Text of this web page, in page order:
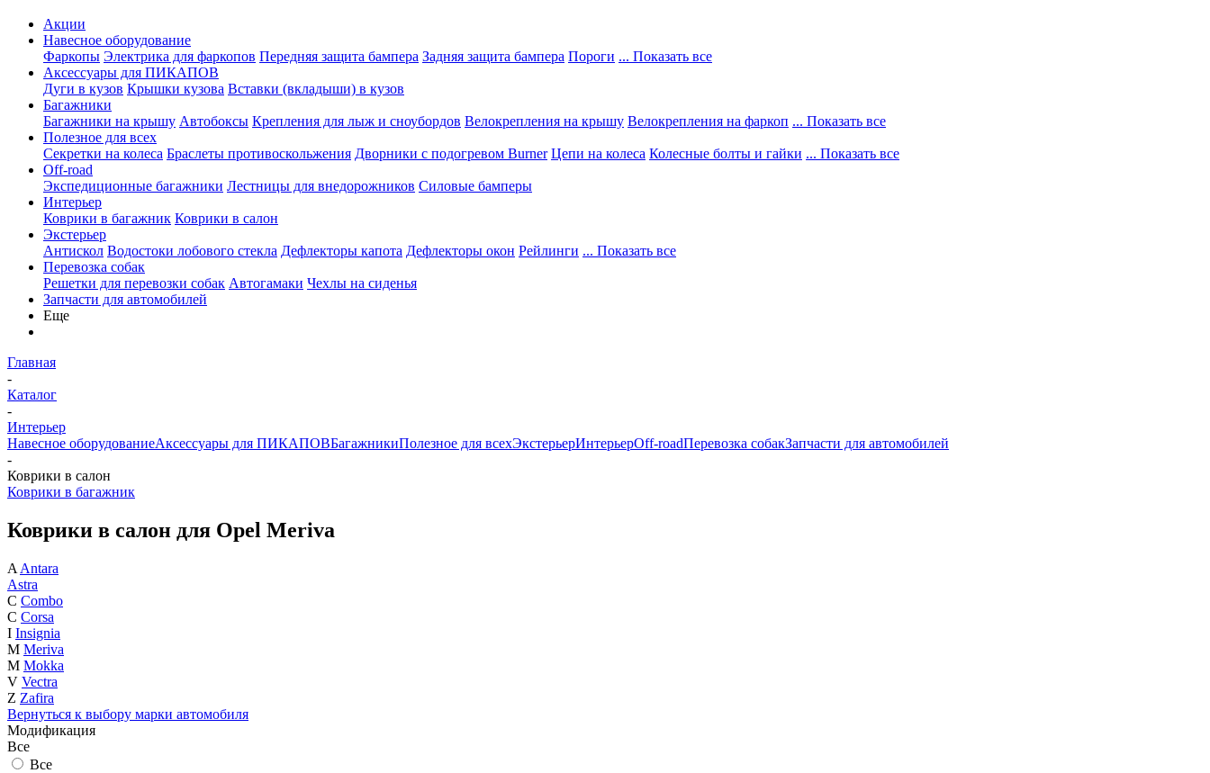
Акции
Навесное оборудование
Фаркопы Электрика для фаркопов Передняя защита бампера Задняя защита бампера Пороги ... Показать все
Аксессуары для ПИКАПОВ
Дуги в кузов Крышки кузова Вставки (вкладыши) в кузов
Багажники
Багажники на крышу Автобоксы Крепления для лыж и сноубордов Велокрепления на крышу Велокрепления на фаркоп ... Показать все
Полезное для всех
Секретки на колеса Браслеты противоскольжения Дворники с подогревом Burner Цепи на колеса Колесные болты и гайки ... Показать все
Off-road
Экспедиционные багажники Лестницы для внедорожников Силовые бамперы
Интерьер
Коврики в багажник Коврики в салон
Экстерьер
Антискол Водостоки лобового стекла Дефлекторы капота Дефлекторы окон Рейлинги ... Показать все
Перевозка собак
Решетки для перевозки собак Автогамаки Чехлы на сиденья
Запчасти для автомобилей
Еще
Главная
-
Каталог
-
Интерьер
Навесное оборудованиеАксессуары для ПИКАПОВБагажникиПолезное для всехЭкстерьерИнтерьерOff-roadПеревозка собакЗапчасти для автомобилей
-
Коврики в салон
Коврики в багажник
Коврики в салон для Opel Meriva
A Antara
Astra
C Combo
C Corsa
I Insignia
M Meriva
M Mokka
V Vectra
Z Zafira
Вернуться к выбору марки автомобиля
Модификация
Все
Все